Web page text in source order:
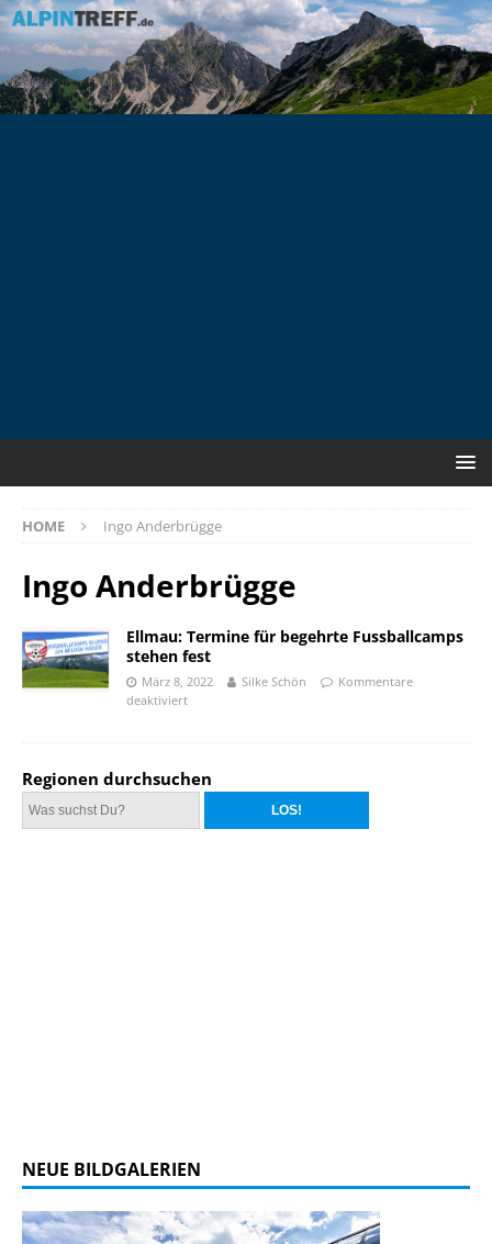
HOME Ingo Anderbrügge
Ingo Anderbrügge
Ellmau: Termine für begehrte Fussballcamps
stehen fest
März 8, 2022 Silke Schön
Kommentare
deaktiviert
Regionen durchsuchen
NEUE BILDGALERIEN